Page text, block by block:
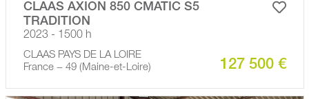
CLAAS AXION 850 CMATIC S5
TRADITION
2023 - 1500 h
CLAAS PAYS DE LA LOIRE
France − 49 (Maine-et-Loire)
127 500 €